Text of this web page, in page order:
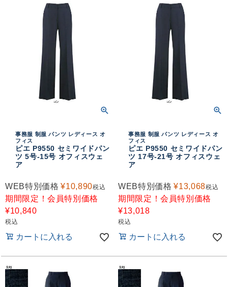
事務服 制服 パンツ レディース オ
フィス
ピエ P9550 セミワイドパン
ツ 5号-15号 オフィスウェ
ア
WEB特別価格 ¥10,890税込
期間限定！会員特別価格
¥10,840
税込
カートに入れる
事務服 制服 パンツ レディース オ
フィス
ピエ P9550 セミワイドパン
ツ 17号-21号 オフィスウェ
ア
WEB特別価格 ¥13,068税込
期間限定！会員特別価格
¥13,018
税込
カートに入れる